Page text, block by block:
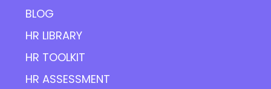
BLOG
HR LIBRARY
HR TOOLKIT
HR ASSESSMENT